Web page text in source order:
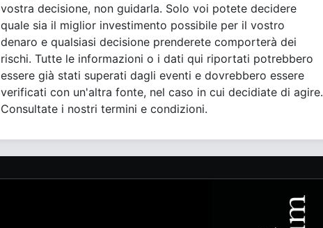
vostra decisione, non guidarla. Solo voi potete decidere
quale sia il miglior investimento possibile per il vostro
denaro e qualsiasi decisione prenderete comporterà dei
rischi. Tutte le informazioni o i dati qui riportati potrebbero
essere già stati superati dagli eventi e dovrebbero essere
verificati con un'altra fonte, nel caso in cui decidiate di agire.
Consultate i nostri termini e condizioni.